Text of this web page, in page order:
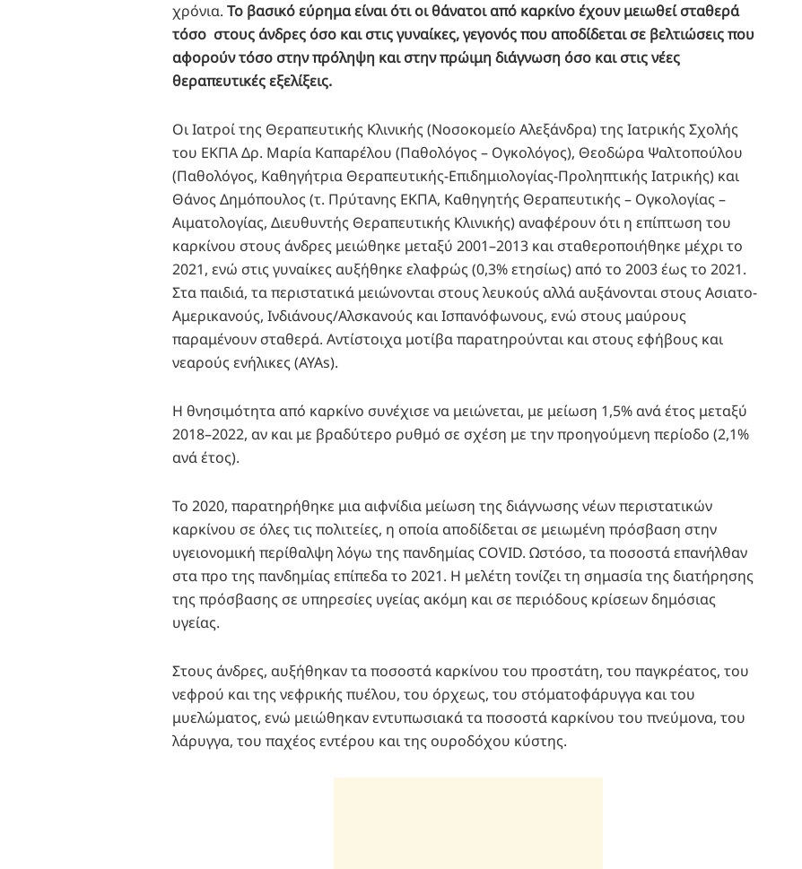
χρόνια. Το βασικό εύρημα είναι ότι οι θάνατοι από καρκίνο έχουν μειωθεί σταθερά
τόσο στους άνδρες όσο και στις γυναίκες, γεγονός που αποδίδεται σε βελτιώσεις που
αφορούν τόσο στην πρόληψη και στην πρώιμη διάγνωση όσο και στις νέες
θεραπευτικές εξελίξεις.
Οι Ιατροί της Θεραπευτικής Κλινικής (Νοσοκομείο Αλεξάνδρα) της Ιατρικής Σχολής
του ΕΚΠΑ Δρ. Μαρία Καπαρέλου (Παθολόγος – Ογκολόγος), Θεοδώρα Ψαλτοπούλου
(Παθολόγος, Καθηγήτρια Θεραπευτικής-Επιδημιολογίας-Προληπτικής Ιατρικής) και
Θάνος Δημόπουλος (τ. Πρύτανης ΕΚΠΑ, Καθηγητής Θεραπευτικής – Ογκολογίας –
Αιματολογίας, Διευθυντής Θεραπευτικής Κλινικής) αναφέρουν ότι η επίπτωση του
καρκίνου στους άνδρες μειώθηκε μεταξύ 2001–2013 και σταθεροποιήθηκε μέχρι το
2021, ενώ στις γυναίκες αυξήθηκε ελαφρώς (0,3% ετησίως) από το 2003 έως το 2021.
Στα παιδιά, τα περιστατικά μειώνονται στους λευκούς αλλά αυξάνονται στους Ασιατο-
Αμερικανούς, Ινδιάνους/Αλσκανούς και Ισπανόφωνους, ενώ στους μαύρους
παραμένουν σταθερά. Αντίστοιχα μοτίβα παρατηρούνται και στους εφήβους και
νεαρούς ενήλικες (AYAs).
Η θνησιμότητα από καρκίνο συνέχισε να μειώνεται, με μείωση 1,5% ανά έτος μεταξύ
2018–2022, αν και με βραδύτερο ρυθμό σε σχέση με την προηγούμενη περίοδο (2,1%
ανά έτος).
Το 2020, παρατηρήθηκε μια αιφνίδια μείωση της διάγνωσης νέων περιστατικών
καρκίνου σε όλες τις πολιτείες, η οποία αποδίδεται σε μειωμένη πρόσβαση στην
υγειονομική περίθαλψη λόγω της πανδημίας COVID. Ωστόσο, τα ποσοστά επανήλθαν
στα προ της πανδημίας επίπεδα το 2021. Η μελέτη τονίζει τη σημασία της διατήρησης
της πρόσβασης σε υπηρεσίες υγείας ακόμη και σε περιόδους κρίσεων δημόσιας
υγείας.
Στους άνδρες, αυξήθηκαν τα ποσοστά καρκίνου του προστάτη, του παγκρέατος, του
νεφρού και της νεφρικής πυέλου, του όρχεως, του στόματοφάρυγγα και του
μυελώματος, ενώ μειώθηκαν εντυπωσιακά τα ποσοστά καρκίνου του πνεύμονα, του
λάρυγγα, του παχέος εντέρου και της ουροδόχου κύστης.